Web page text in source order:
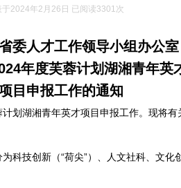
于2024年2月26日 已阅读3301次
委人才工作领导小组办公室
年度芙蓉计划湖湘青年英
目申报工作的通知
划湖湘青年英才项目申报工作。现将有
科技创新（“荷尖”）、人文社科、文化